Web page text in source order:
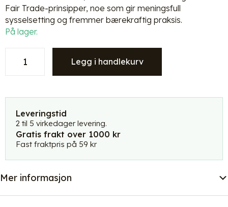
Fair Trade-prinsipper, noe som gir meningsfull
sysselsetting og fremmer bærekraftig praksis.
På lager.
DekorFugl
-2116
antall
Legg i handlekurv
Leveringstid
2 til 5 virkedager levering.
Gratis frakt over 1000 kr
Fast fraktpris på 59 kr
Mer informasjon